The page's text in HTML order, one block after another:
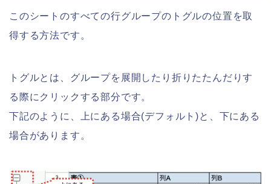
このシートのすべての行グループのトグルの位置を取
得する方法です。
トグルとは、グループを展開したり折りたたんだりす
る際にクリックする部分です。
下記のように、上にある場合(デフォルト)と、下にある
場合があります。